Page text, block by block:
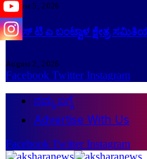
August 5, 2026
ಕೆ ಎಸ್ ಟಿ ಎ ಬಂಟ್ವಾಳ ಕ್ಷೇತ್ರ
August 2, 2026
Facebook Twitter Instagram
ನಮ್ಮ ಬಗ್ಗೆ
Advertise With Us
Facebook Twitter Instagram